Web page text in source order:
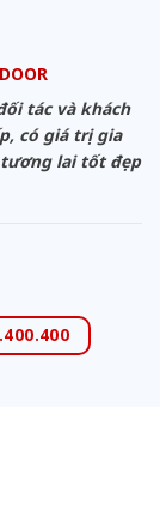
tác và khách
có giá trị gia
lai tốt đẹp